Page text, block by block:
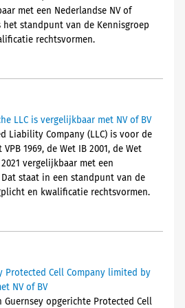
met een Nederlandse NV of
het standpunt van de Kennisgroep
rechtsvormen.
LLC is vergelijkbaar met NV of BV
Liability Company (LLC) is voor de
1969, de Wet IB 2001, de Wet
2021 vergelijkbaar met een
Dat staat in een standpunt van de
en kwalificatie rechtsvormen.
Protected Cell Company limited by
NV of BV
Guernsey opgerichte Protected Cell